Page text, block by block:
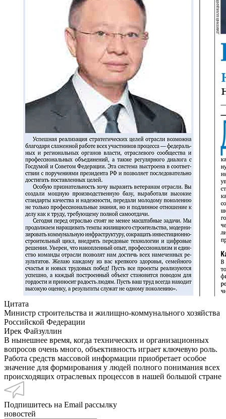
Цитата
Министр строительства и жилищно-коммунального хозяйства
Российской Федерации
Ирек Файзуллин
В нынешнее время, когда технических и организационных
вопросов очень много, объективность играет ключевую роль.
Работа средств массовой информации приобретает особое
значение для формирования у людей полного понимания всех
происходящих отраслевых процессов в нашей большой стране
Подпишитесь на Email рассылку
новостей